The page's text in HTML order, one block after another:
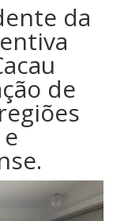
da
de